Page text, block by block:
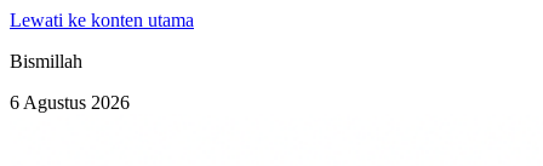
Lewati ke konten utama
Bismillah
6 Agustus 2026